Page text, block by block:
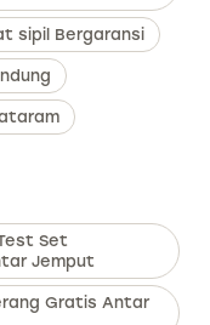
sipil Bergaransi
Set
Jemput
Gratis Antar